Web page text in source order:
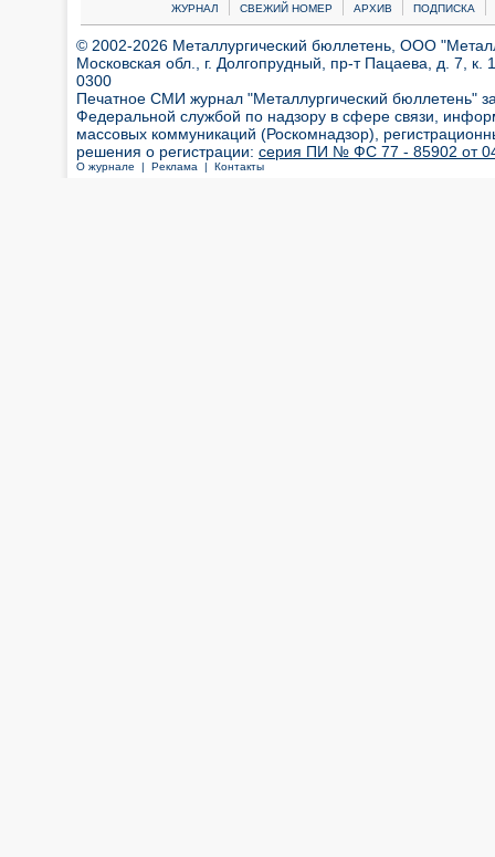
ЖУРНАЛ СВЕЖИЙ НОМЕР АРХИВ ПОДПИСКА
© 2002-2026 Металлургический бюллетень, ООО
Московская обл., г. Долгопрудный, пр-т Пацаева, д. 7,
0300
Печатное СМИ журнал "Металлургический бюллетень"
Федеральной службой по надзору в сфере связи,
массовых коммуникаций (Роскомнадзор),
решения о регистрации: серия ПИ № ФС 77 - 85902 от 04
О журнале | Реклама | Контакты